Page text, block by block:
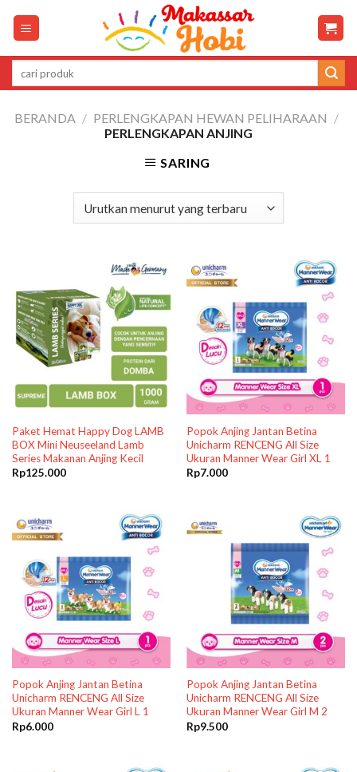
Pencarian
untuk:
BERANDA / PERLENGKAPAN HEWAN PELIHARAAN /
PERLENGKAPAN ANJING
SARING
Paket Hemat Happy Dog LAMB
BOX Mini Neuseeland Lamb
Series Makanan Anjing Kecil
Rp125.000
Popok Anjing Jantan Betina
Unicharm RENCENG All Size
Ukuran Manner Wear Girl XL 1
Rp7.000
Popok Anjing Jantan Betina
Unicharm RENCENG All Size
Ukuran Manner Wear Girl L 1
Rp6.000
Popok Anjing Jantan Betina
Unicharm RENCENG All Size
Ukuran Manner Wear Girl M 2
Rp9.500